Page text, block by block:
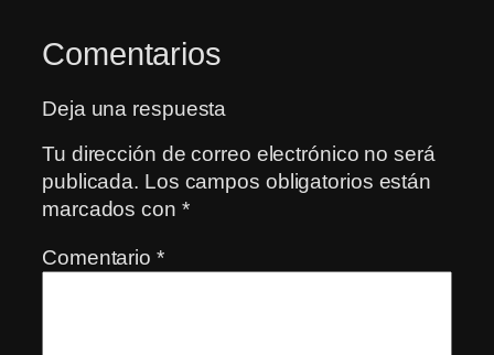
Comentarios
Deja una respuesta
Tu dirección de correo electrónico no será
publicada. Los campos obligatorios están
marcados con *
Comentario *